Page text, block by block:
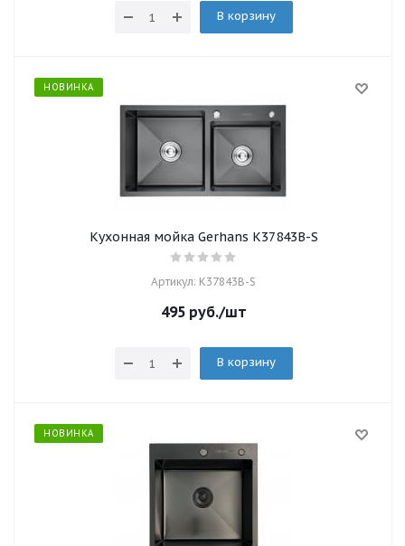
В корзину
НОВИНКА
Кухонная мойка Gerhans K37843B-S
Артикул: K37843B-S
495руб./шт
В корзину
НОВИНКА